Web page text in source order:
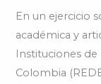
En un ejercicio
académica y
Instituciones de
Colombia